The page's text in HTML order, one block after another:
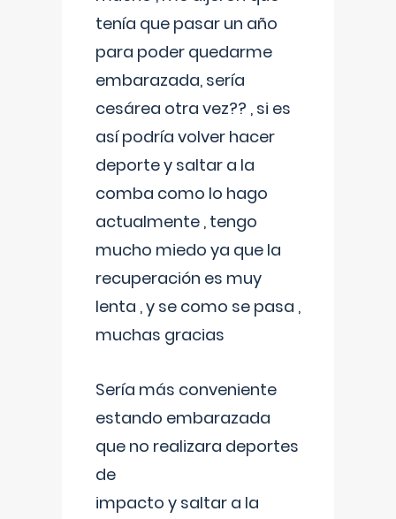
tenía que pasar un año
para poder quedarme
embarazada, sería
cesárea otra vez?? , si es
así podría volver hacer
deporte y saltar a la
comba como lo hago
actualmente , tengo
mucho miedo ya que la
recuperación es muy
lenta , y se como se pasa ,
muchas gracias
Sería más conveniente
estando embarazada
que no realizara deportes
de
impacto y saltar a la